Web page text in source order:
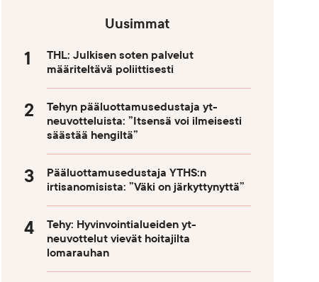
Uusimmat
THL: Julkisen soten palvelut
määriteltävä poliittisesti
Tehyn pääluottamusedustaja yt-
neuvotteluista: ”Itsensä voi ilmeisesti
säästää hengiltä”
Pääluottamusedustaja YTHS:n
irtisanomisista: ”Väki on järkyttynyttä”
Tehy: Hyvinvointialueiden yt-
neuvottelut vievät hoitajilta
lomarauhan